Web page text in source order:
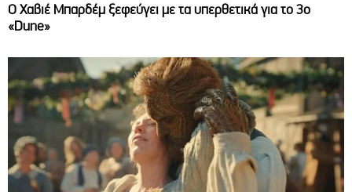
O Χαβιέ Μπαρδέμ ξεφεύγει με τα υπερθετικά για το 3ο
«Dune»